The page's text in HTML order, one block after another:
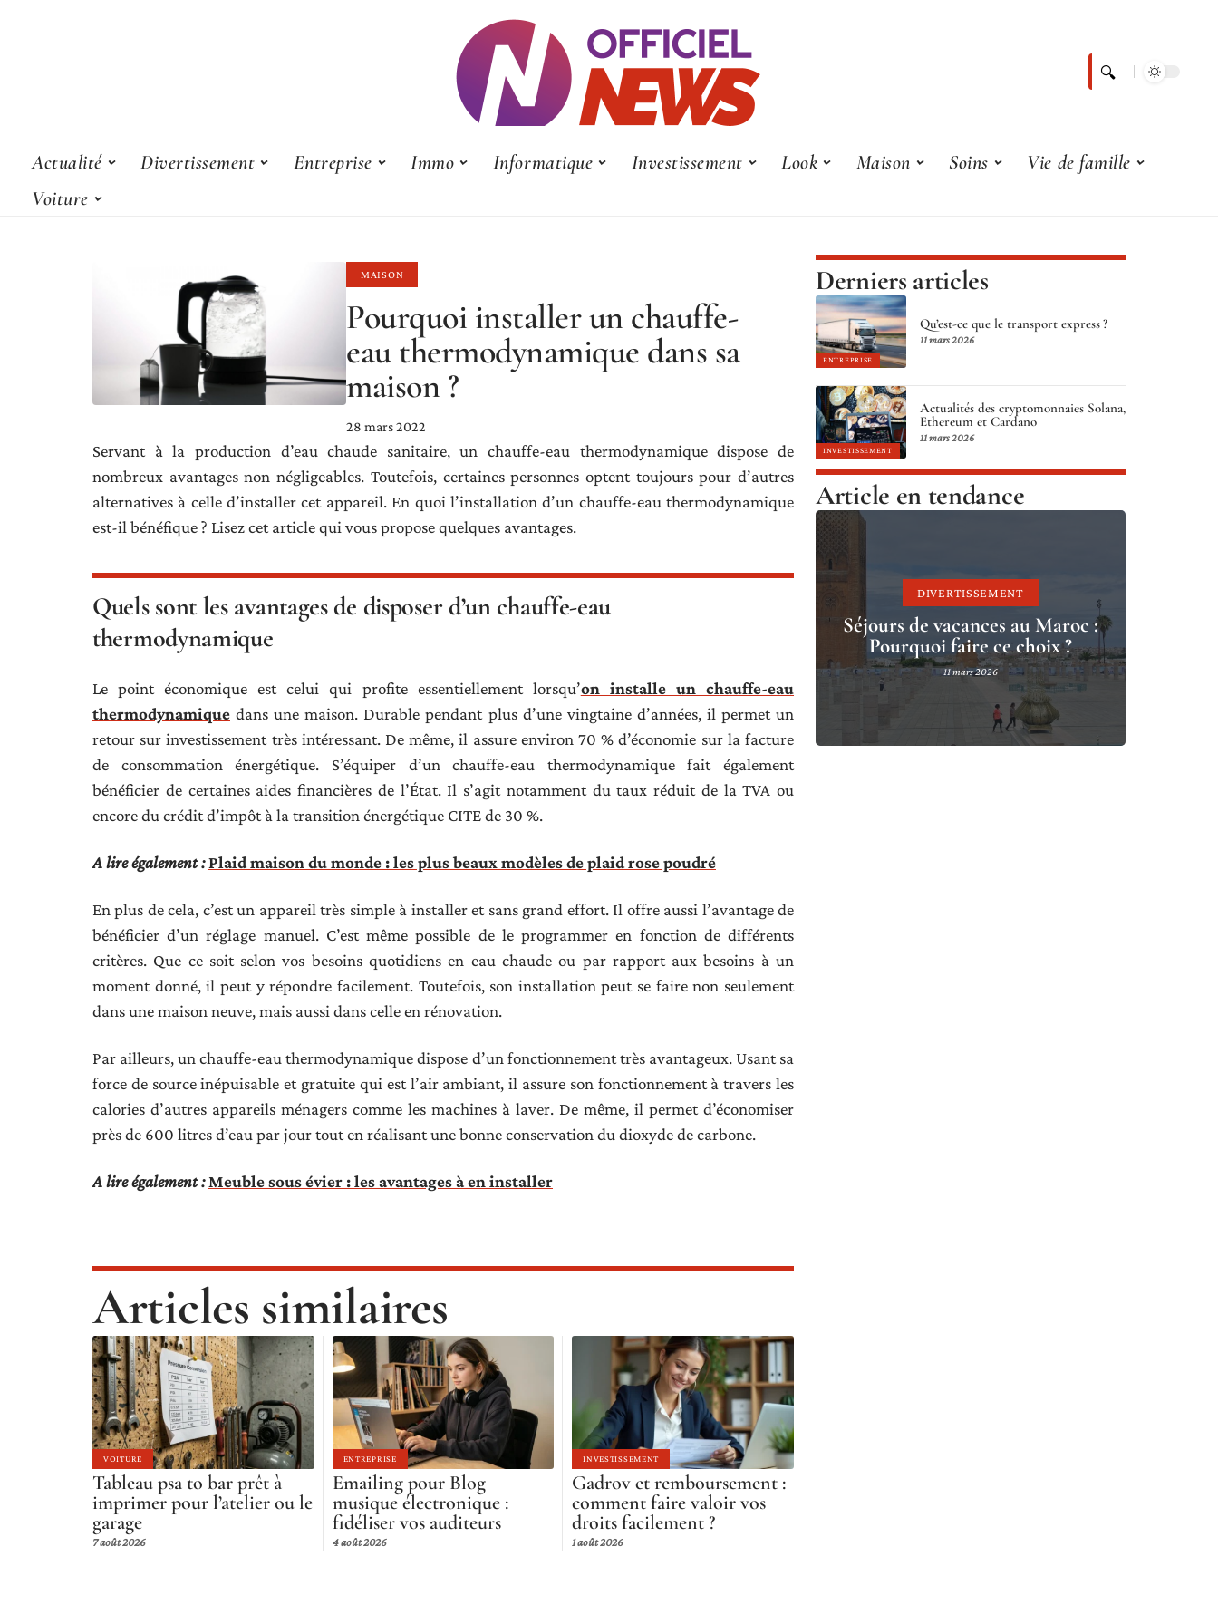
Actualité Divertissement Entreprise Immo Informatique Investissement Look Maison Soins
Vie de famille
Voiture
MAISON
Pourquoi installer un chauffe-
eau thermodynamique dans sa
maison ?
28 mars 2022
Servant à la production d’eau chaude sanitaire, un chauffe-eau thermodynamique dispose de
nombreux avantages non négligeables. Toutefois, certaines personnes optent toujours pour d’autres
alternatives à celle d’installer cet appareil. En quoi l’installation d’un chauffe-eau thermodynamique
est-il bénéfique ? Lisez cet article qui vous propose quelques avantages.
Quels sont les avantages de disposer d’un chauffe-eau
thermodynamique
Le point économique est celui qui profite essentiellement lorsqu’on installe un chauffe-eau
thermodynamique dans une maison. Durable pendant plus d’une vingtaine d’années, il permet un
retour sur investissement très intéressant. De même, il assure environ 70 % d’économie sur la facture
de consommation énergétique. S’équiper d’un chauffe-eau thermodynamique fait également
bénéficier de certaines aides financières de l’État. Il s’agit notamment du taux réduit de la TVA ou
encore du crédit d’impôt à la transition énergétique CITE de 30 %.
A lire également :Plaid maison du monde : les plus beaux modèles de plaid rose poudré
En plus de cela, c’est un appareil très simple à installer et sans grand effort. Il offre aussi l’avantage de
bénéficier d’un réglage manuel. C’est même possible de le programmer en fonction de différents
critères. Que ce soit selon vos besoins quotidiens en eau chaude ou par rapport aux besoins à un
moment donné, il peut y répondre facilement. Toutefois, son installation peut se faire non seulement
dans une maison neuve, mais aussi dans celle en rénovation.
Par ailleurs, un chauffe-eau thermodynamique dispose d’un fonctionnement très avantageux. Usant sa
force de source inépuisable et gratuite qui est l’air ambiant, il assure son fonctionnement à travers les
calories d’autres appareils ménagers comme les machines à laver. De même, il permet d’économiser
près de 600 litres d’eau par jour tout en réalisant une bonne conservation du dioxyde de carbone.
A lire également :Meuble sous évier : les avantages à en installer
Articles similaires
VOITURE
Tableau psa to bar prêt à
imprimer pour l’atelier ou le
garage
7 août 2026
ENTREPRISE
Emailing pour Blog
musique électronique :
fidéliser vos auditeurs
4 août 2026
INVESTISSEMENT
Gadrov et remboursement :
comment faire valoir vos
droits facilement ?
1 août 2026
Derniers articles
ENTREPRISE
Qu’est-ce que le transport express ?
11 mars 2026
INVESTISSEMENT
Actualités des cryptomonnaies Solana,
Ethereum et Cardano
11 mars 2026
Article en tendance
DIVERTISSEMENT
Séjours de vacances au Maroc :
Pourquoi faire ce choix ?
11 mars 2026